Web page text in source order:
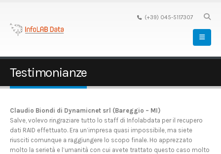
(+39) 045-5117307
Testimonianze
Claudio Biondi di Dynamicnet srl (Bareggio – MI)
Salve, volevo ringraziare tutto lo staff di Infolabdata per il recupero
dati RAID effettuato. Era un’impresa quasi impossibile, ma siete
riusciti comunque a raggiungere lo scopo finale. Ho apprezzato
molto la serietà e l’umanità con cui avete trattato questo caso molto